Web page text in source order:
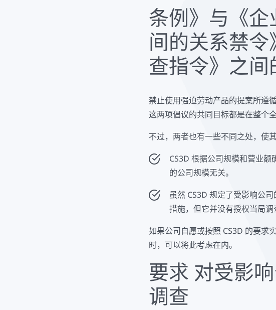
条例》与《
间的关系禁令
查指令》之间
禁止使用强迫劳动产品的提案所遵
这两项倡议的共同目标都是在整个
不过，两者也有一些不同之处，使其
CS3D 根据公司规模和营业
的公司规模无关。
虽然 CS3D 规定了受影响公
措施，但它并没有授权当局调
如果公司自愿或按照 CS3D 的要求
时，可以将此考虑在内。
要求 对受影
调查